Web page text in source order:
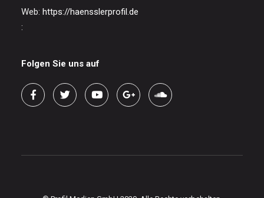
Web: https://haensslerprofil.de
:
Folgen Sie uns auf